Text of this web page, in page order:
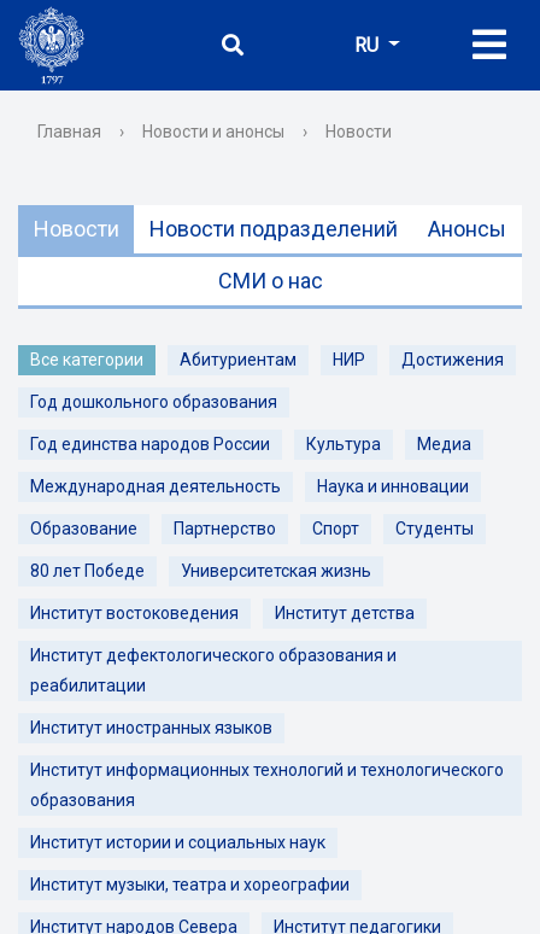
RU
Главная › Новости и анонсы › Новости
Новости Новости подразделений Анонсы
СМИ о нас
Все категории Абитуриентам НИР Достижения
Год дошкольного образования
Год единства народов России Культура Медиа
Международная деятельность Наука и инновации
Образование Партнерство Спорт Студенты
80 лет Победе Университетская жизнь
Институт востоковедения Институт детства
Институт дефектологического образования и
реабилитации
Институт иностранных языков
Институт информационных технологий и технологического
образования
Институт истории и социальных наук
Институт музыки, театра и хореографии
Институт народов Севера Институт педагогики